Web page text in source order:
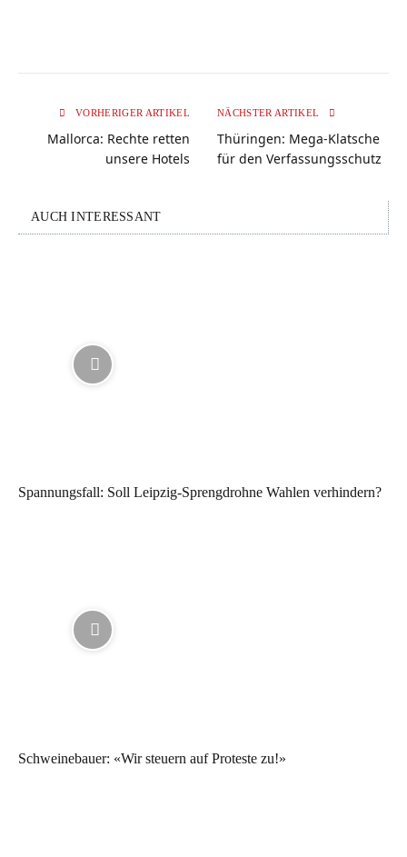
VORHERIGER ARTIKEL
Mallorca: Rechte retten
unsere Hotels
NÄCHSTER ARTIKEL
Thüringen: Mega-Klatsche
für den Verfassungsschutz
AUCH INTERESSANT
Spannungsfall: Soll Leipzig-Sprengdrohne Wahlen verhindern?
Schweinebauer: «Wir steuern auf Proteste zu!»